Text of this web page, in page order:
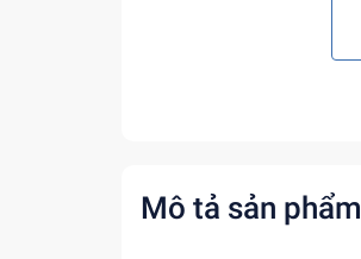
Mô tả sản phẩm